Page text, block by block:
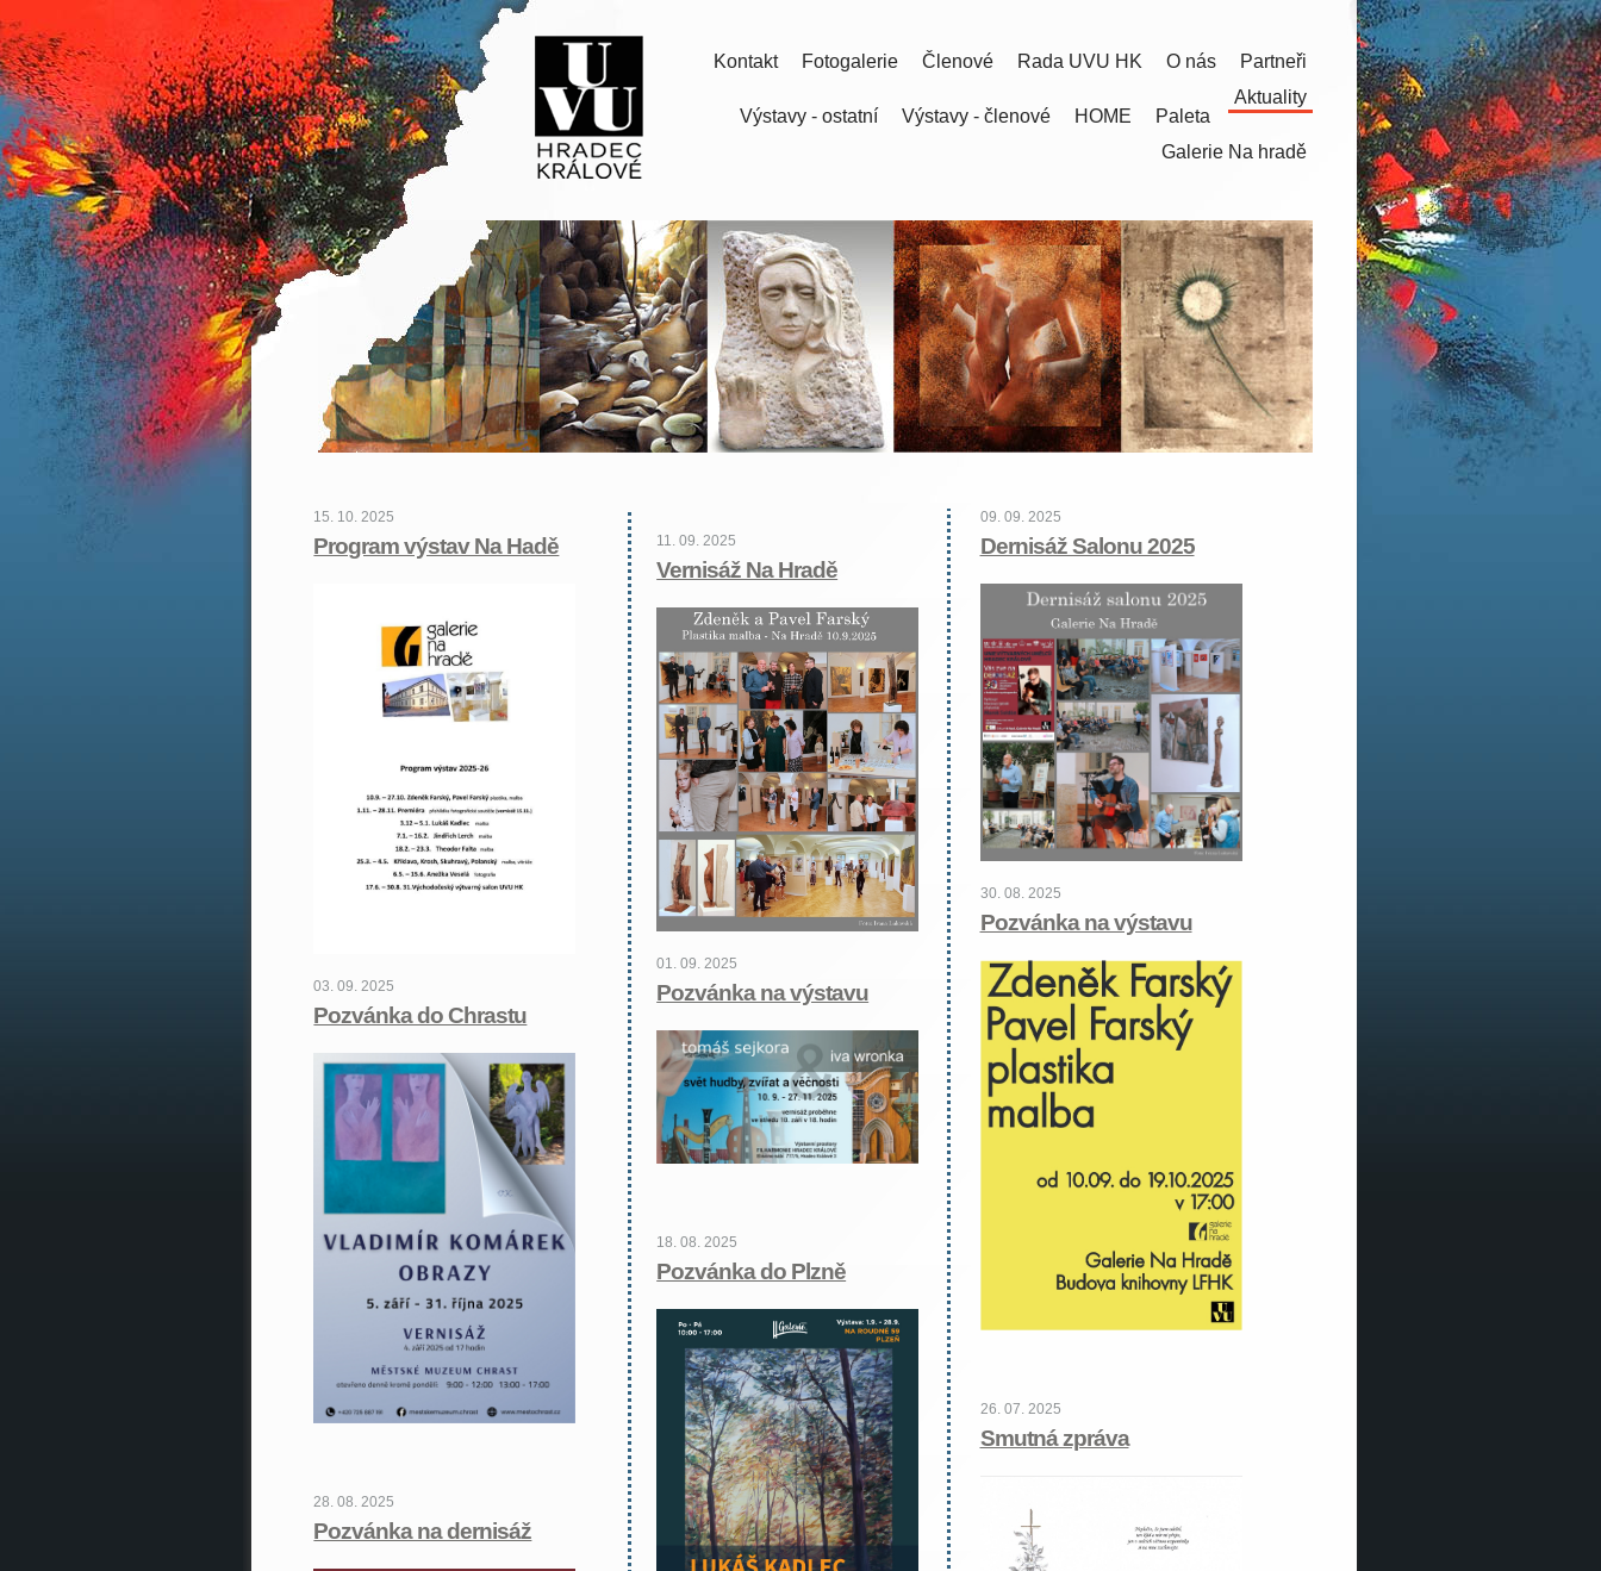
Partneři
O nás
Rada UVU HK
Členové
Fotogalerie
Kontakt
Aktuality
Paleta
HOME
Výstavy - členové
Výstavy - ostatní
Galerie Na hradě
15. 10. 2025
Program výstav Na Hadě
03. 09. 2025
Pozvánka do Chrastu
28. 08. 2025
Pozvánka na dernisáž
09. 09. 2025
Dernisáž Salonu 2025
30. 08. 2025
Pozvánka na výstavu
26. 07. 2025
Smutná zpráva
11. 09. 2025
Vernisáž Na Hradě
01. 09. 2025
Pozvánka na výstavu
18. 08. 2025
Pozvánka do Plzně